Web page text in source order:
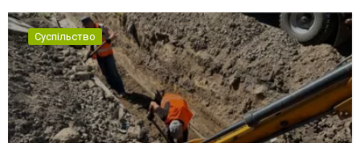
Суспільство